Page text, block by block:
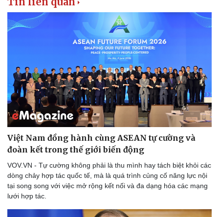
Thể thao
Bóng đá
Lịch thi đấu bóng đá
Thế giới thể thao
eSports
Ô tô - Xe máy
Ô tô
Xe máy
Việt Nam đồng hành cùng ASEAN tự cường và
đoàn kết trong thế giới biến động
VOV.VN - Tự cường không phải là thu mình hay tách biệt khỏi các
dòng chảy hợp tác quốc tế, mà là quá trình củng cố năng lực nội
tại song song với việc mở rộng kết nối và đa dạng hóa các mạng
lưới hợp tác.